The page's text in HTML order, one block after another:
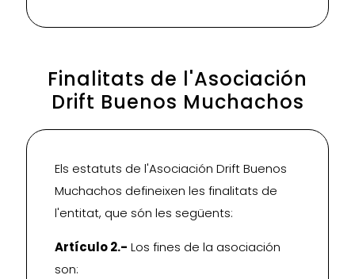
Finalitats de l'Asociación
Drift Buenos Muchachos
Els estatuts de l'Asociación Drift Buenos
Muchachos defineixen les finalitats de
l'entitat, que són les següents:
Artículo 2.- Los fines de la asociación
son: